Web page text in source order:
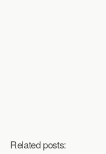
Related posts: